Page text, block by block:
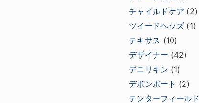
チャイルドケア (2)
ツイードヘッズ (1)
テキサス (10)
デザイナー (42)
デニリキン (1)
デボンポート (2)
テンターフィールド